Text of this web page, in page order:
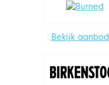
Bekijk aanbod